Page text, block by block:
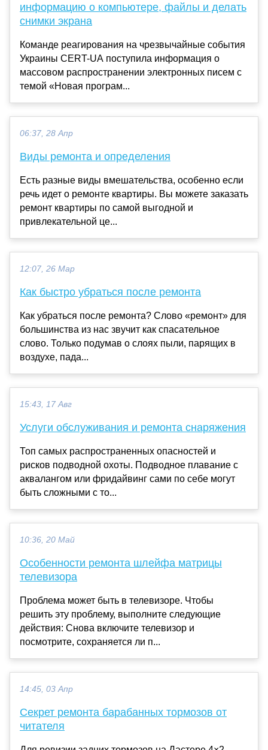
информацию о компьютере, файлы и делать
снимки экрана
Команде реагирования на чрезвычайные события
Украины CERT-UA поступила информация о
массовом распространении электронных писем с
темой «Новая програм...
06:37, 28 Апр
Виды ремонта и определения
Есть разные виды вмешательства, особенно если
речь идет о ремонте квартиры. Вы можете заказать
ремонт квартиры по самой выгодной и
привлекательной це...
12:07, 26 Мар
Как быстро убраться после ремонта
Как убраться после ремонта? Слово «ремонт» для
большинства из нас звучит как спасательное
слово. Только подумав о слоях пыли, парящих в
воздухе, пада...
15:43, 17 Авг
Услуги обслуживания и ремонта снаряжения
Топ самых распространенных опасностей и
рисков подводной охоты. Подводное плавание с
аквалангом или фридайвинг сами по себе могут
быть сложными с то...
10:36, 20 Май
Особенности ремонта шлейфа матрицы
телевизора
Проблема может быть в телевизоре. Чтобы
решить эту проблему, выполните следующие
действия: Снова включите телевизор и
посмотрите, сохраняется ли п...
14:45, 03 Апр
Секрет ремонта барабанных тормозов от
читателя